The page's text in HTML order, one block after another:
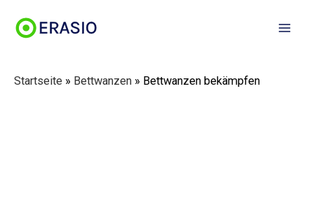
Inhalt
Startseite » Bettwanzen » Bettwanzen bekämpfen